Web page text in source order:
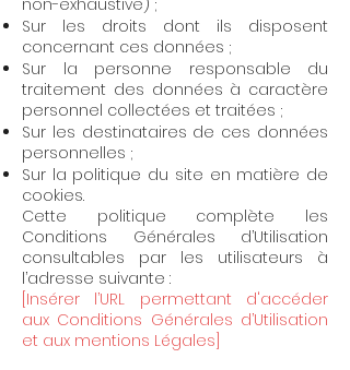
non-exhaustive) ;
Sur les droits dont ils disposent
concernant ces données ;
Sur la personne responsable du
traitement des données à caractère
personnel collectées et traitées ;
Sur les destinataires de ces données
personnelles ;
Sur la politique du site en matière de
cookies.
Cette politique complète les
Conditions Générales d’Utilisation
consultables par les utilisateurs à
l’adresse suivante :
[Insérer l’URL permettant d'accéder
aux Conditions Générales d’Utilisation
et aux mentions Légales]